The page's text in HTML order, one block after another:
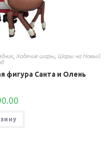
, Ходячие шары, Шары на Новый
фигура Санта и Олень